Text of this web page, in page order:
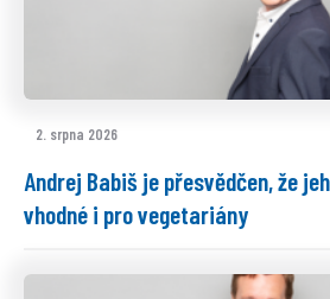
2. srpna 2026
Andrej Babiš je přesvědčen, že
vhodné i pro vegetariány